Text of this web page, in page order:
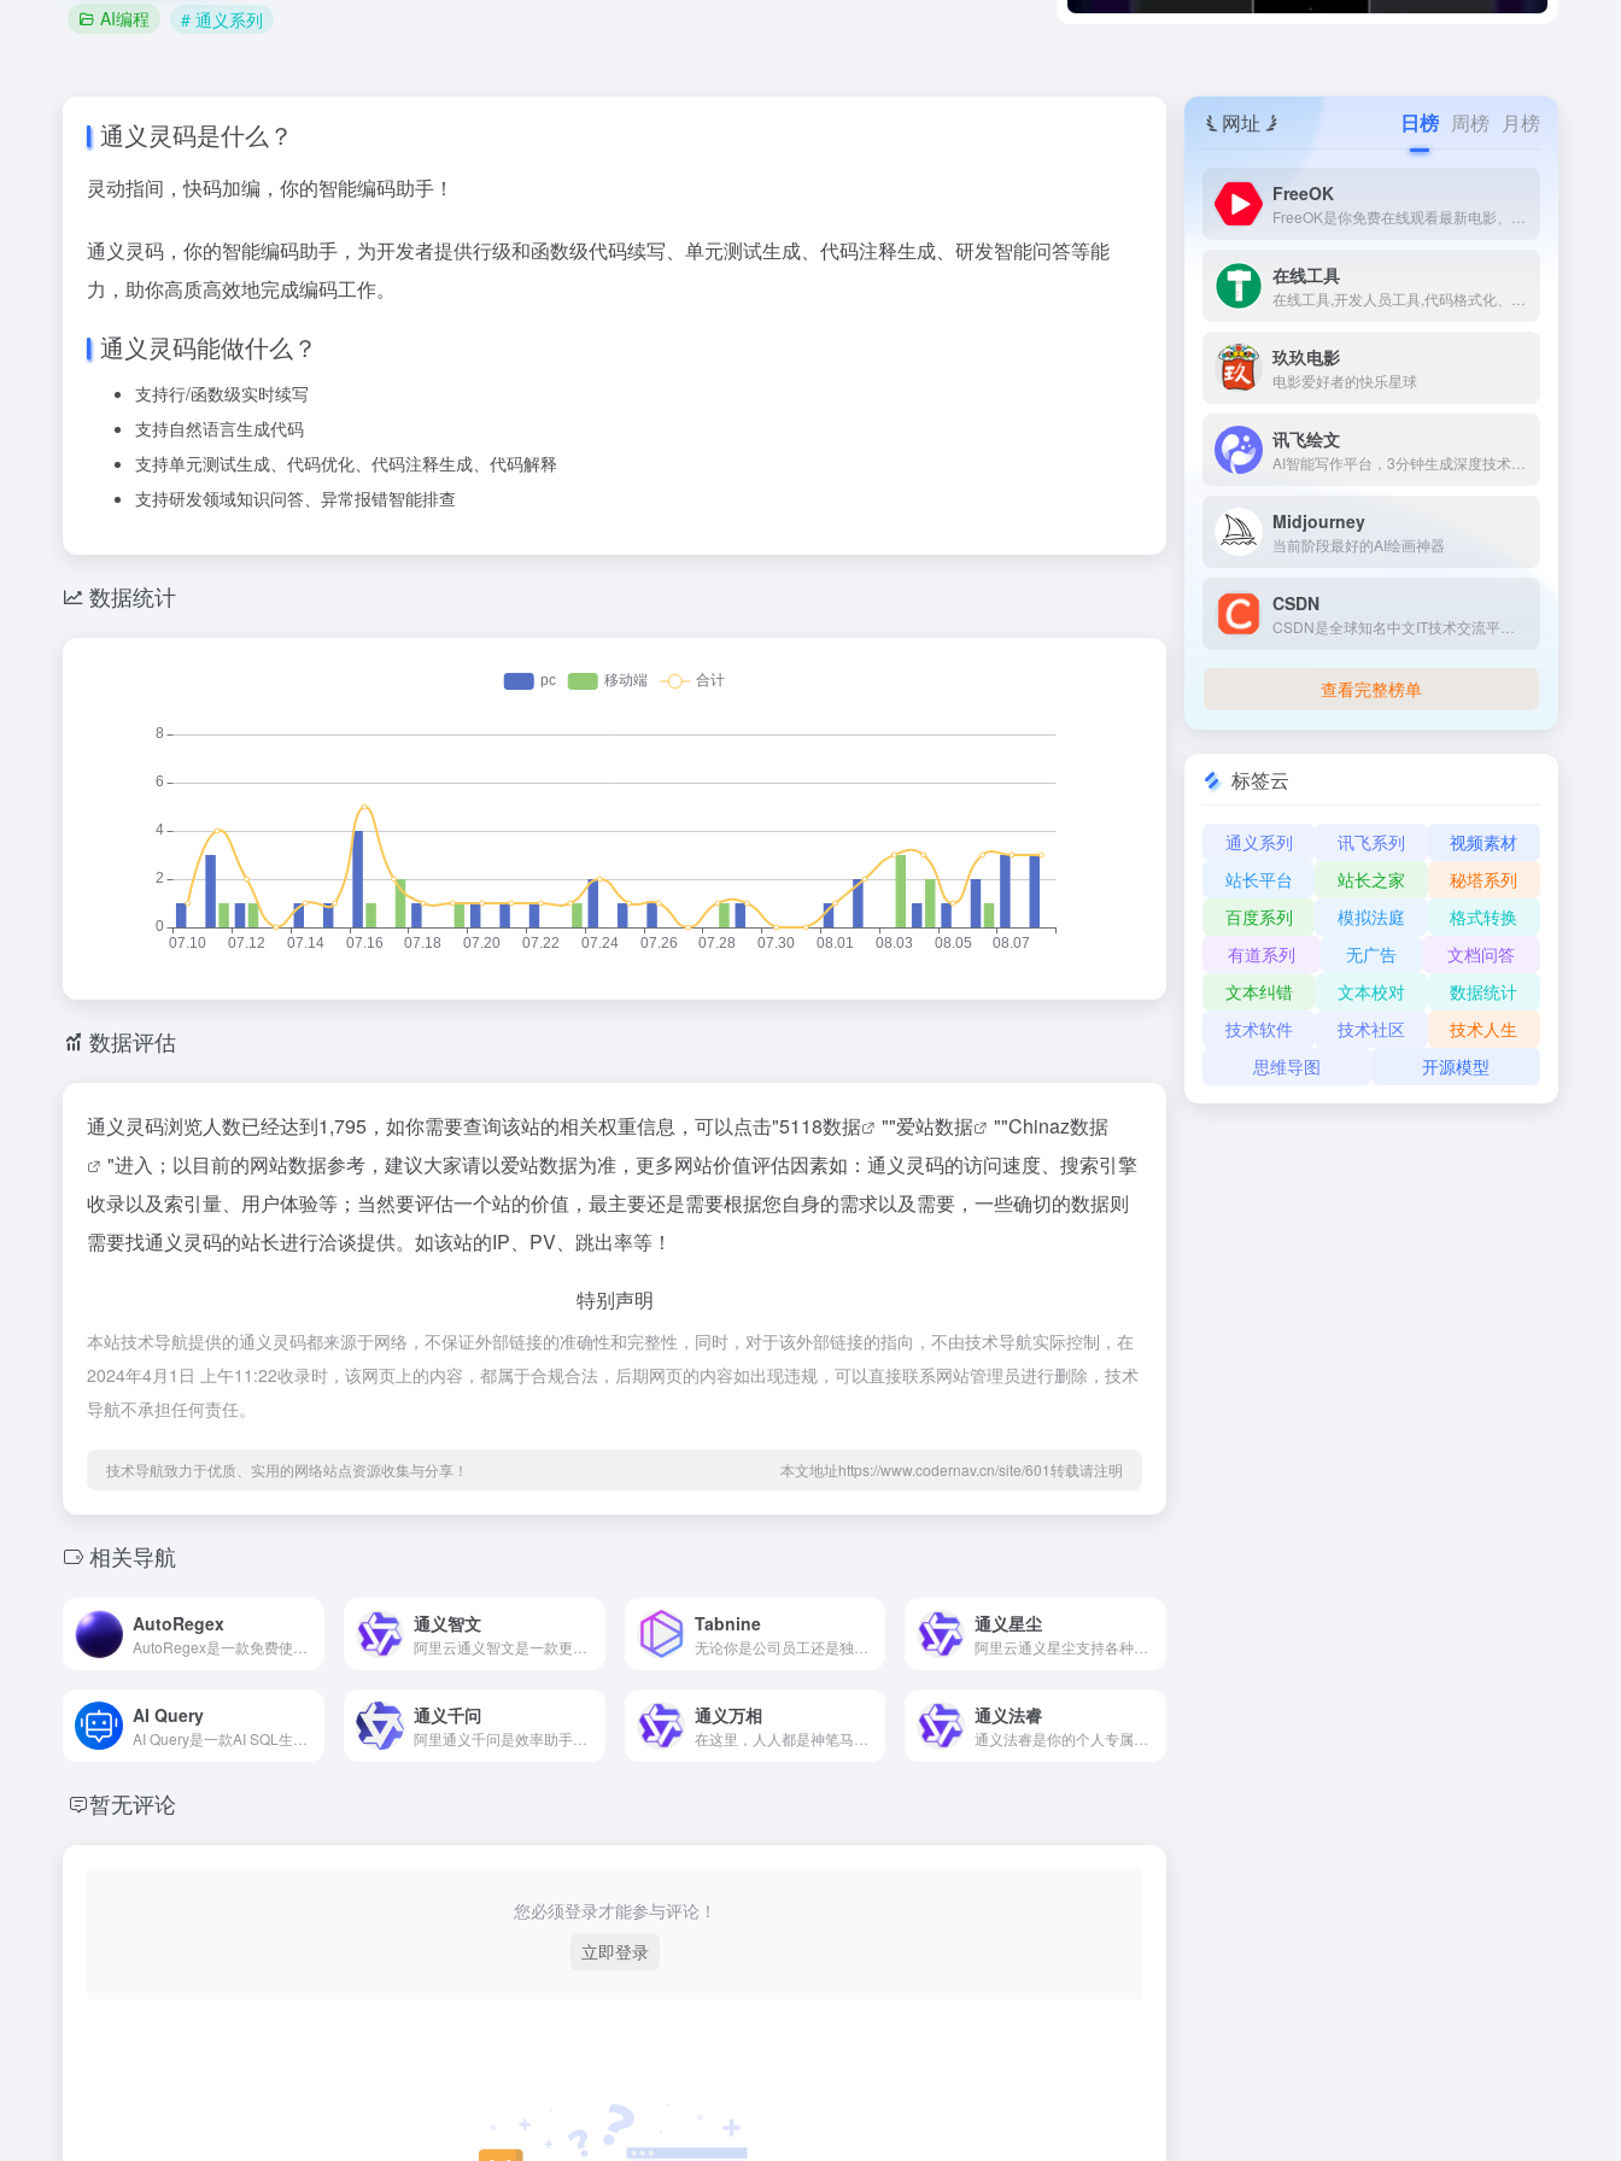
AI编程 # 通义系列
通义灵码是什么？
灵动指间，快码加编，你的智能编码助手！
通义灵码，你的智能编码助手，为开发者提供行级和函数级代码续写、单元测试生成、代码注释生成、研发智能问答等能
力，助你高质高效地完成编码工作。
通义灵码能做什么？
支持行/函数级实时续写
支持自然语言生成代码
支持单元测试生成、代码优化、代码注释生成、代码解释
支持研发领域知识问答、异常报错智能排查
数据统计
数据评估
通义灵码浏览人数已经达到1,795，如你需要查询该站的相关权重信息，可以点击"5118数据 ""爱站数据 ""Chinaz数据
"进入；以目前的网站数据参考，建议大家请以爱站数据为准，更多网站价值评估因素如：通义灵码的访问速度、搜索引擎
收录以及索引量、用户体验等；当然要评估一个站的价值，最主要还是需要根据您自身的需求以及需要，一些确切的数据则
需要找通义灵码的站长进行洽谈提供。如该站的IP、PV、跳出率等！
特别声明
本站技术导航提供的通义灵码都来源于网络，不保证外部链接的准确性和完整性，同时，对于该外部链接的指向，不由技术导航实际控制，在
2024年4月1日 上午11:22收录时，该网页上的内容，都属于合规合法，后期网页的内容如出现违规，可以直接联系网站管理员进行删除，技术
导航不承担任何责任。
技术导航致力于优质、实用的网络站点资源收集与分享！ 本文地址https://www.codernav.cn/site/601转载请注明
相关导航
AutoRegex 通义智文 Tabnine 通义星尘
AI Query 通义千问
阿里通义千问是效率助手，也是点子生成机。
通义万相 通义法睿
暂无评论
您必须登录才能参与评论！
立即登录
网址 日榜 周榜 月榜
FreeOK
在线工具
玖玖电影
电影爱好者的快乐星球
讯飞绘文
Midjourney
当前阶段最好的AI绘画神器
CSDN
查看完整榜单
标签云
通义系列 讯飞系列
视频素材
站长平台
站长之家
秘塔系列
百度系列
模拟法庭
格式转换
有道系列
无广告
文档问答
文本纠错
文本校对
数据统计
技术软件
技术社区
技术人生
思维导图
开源模型